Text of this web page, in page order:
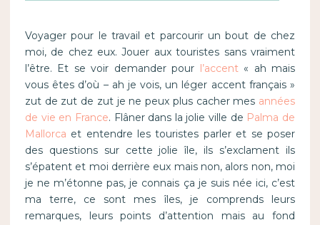
Voyager pour le travail et parcourir un bout de chez
moi, de chez eux. Jouer aux touristes sans vraiment
l’être. Et se voir demander pour
l’accent« ah mais
vous êtes d’où – ah je vois, un léger accent français »
zut de zut de zut je ne peux plus cacher mes années
de vie en France. Flâner dans la jolie ville de Palma de
Mallorca et entendre les touristes parler et se poser
des questions sur cette jolie île, ils s’exclament ils
s’épatent et moi derrière eux mais non, alors non, moi
je ne m’étonne pas, je connais ça je suis née ici, c’est
ma terre, ce sont mes îles, je comprends leurs
remarques, leurs points d’attention mais au fond